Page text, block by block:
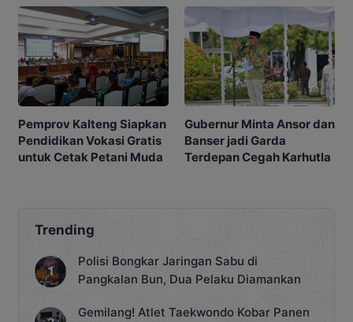
Pemprov Kalteng Siapkan
Pendidikan Vokasi Gratis
untuk Cetak Petani Muda
Gubernur Minta Ansor dan
Banser jadi Garda
Terdepan Cegah Karhutla
Trending
Polisi Bongkar Jaringan Sabu di
Pangkalan Bun, Dua Pelaku Diamankan
Gemilang! Atlet Taekwondo Kobar Panen